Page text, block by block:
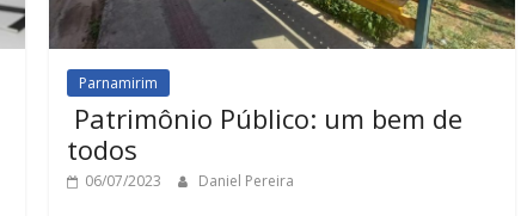
Parnamirim
Patrimônio Público: um bem de
todos
06/07/2023 Daniel Pereira